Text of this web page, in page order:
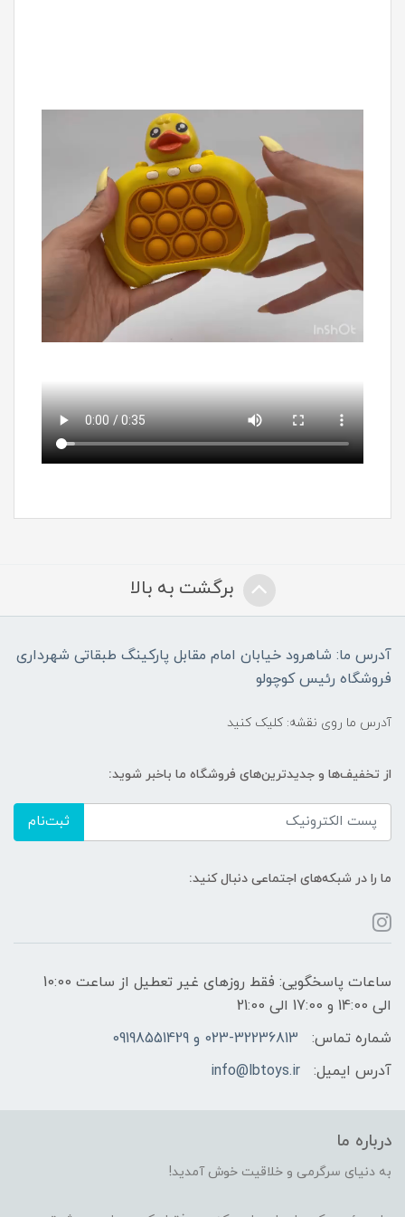
برگشت به بالا
آدرس ما: شاهرود خیابان امام مقابل پارکینگ طبقاتی شهرداری
فروشگاه رئیس کوچولو
آدرس ما روی نقشه: کلیک کنید
از تخفیف‌ها و جدیدترین‌های فروشگاه ما باخبر شوید:
ثبت‌نام
ما را در شبکه‌های اجتماعی دنبال کنید:
ساعات پاسخگویی: فقط روزهای غیر تعطیل از ساعت 10:00
الی 14:00 و 17:00 الی 21:00
شماره تماس:
023-32236813 و 09198551429
آدرس ایمیل:
info@lbtoys.ir
درباره ما
به دنیای سرگرمی و خلاقیت خوش آمدید!